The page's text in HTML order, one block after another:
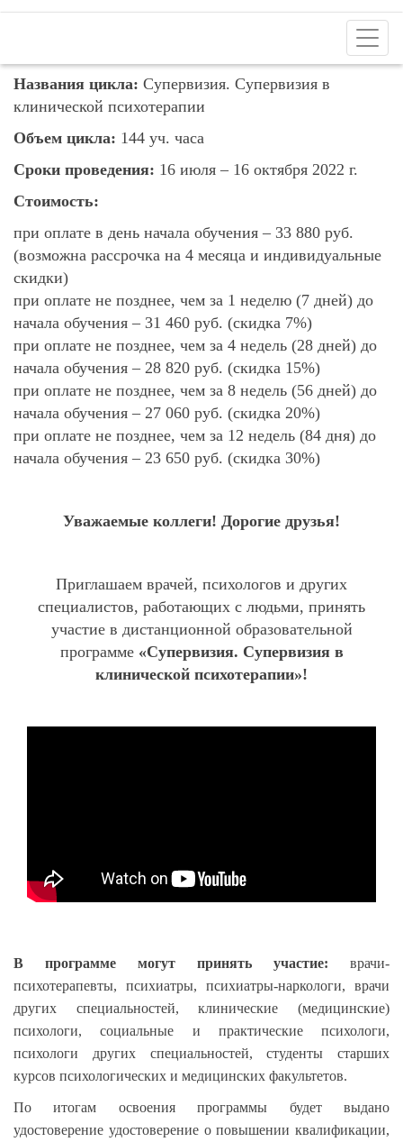
Названия цикла: Супервизия. Супервизия в
клинической психотерапии
Объем цикла: 144 уч. часа
Сроки проведения: 16 июля – 16 октября 2022 г.
Стоимость:
при оплате в день начала обучения – 33 880 руб.
(возможна рассрочка на 4 месяца и индивидуальные
скидки)
при оплате не позднее, чем за 1 неделю (7 дней) до
начала обучения – 31 460 руб. (скидка 7%)
при оплате не позднее, чем за 4 недель (28 дней) до
начала обучения – 28 820 руб. (скидка 15%)
при оплате не позднее, чем за 8 недель (56 дней) до
начала обучения – 27 060 руб. (скидка 20%)
при оплате не позднее, чем за 12 недель (84 дня) до
начала обучения – 23 650 руб. (скидка 30%)
Уважаемые коллеги! Дорогие друзья!
Приглашаем врачей, психологов и других
специалистов, работающих с людьми, принять
участие в дистанционной образовательной
программе «Супервизия. Супервизия в
клинической психотерапии»!
В программе могут принять участие: врачи-
психотерапевты, психиатры, психиатры-наркологи, врачи
других специальностей, клинические (медицинские)
психологи, социальные и практические психологи,
психологи других специальностей, студенты старших
курсов психологических и медицинских факультетов.
По итогам освоения программы будет выдано
удостоверение удостоверение о повышении квалификации,